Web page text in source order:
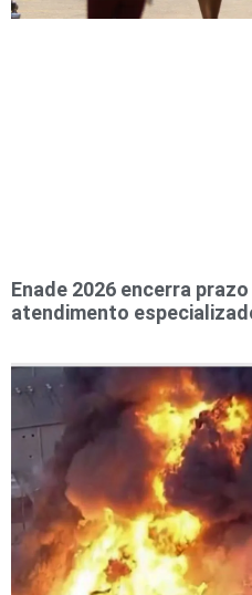
Enade 2026 encerra
atendimento